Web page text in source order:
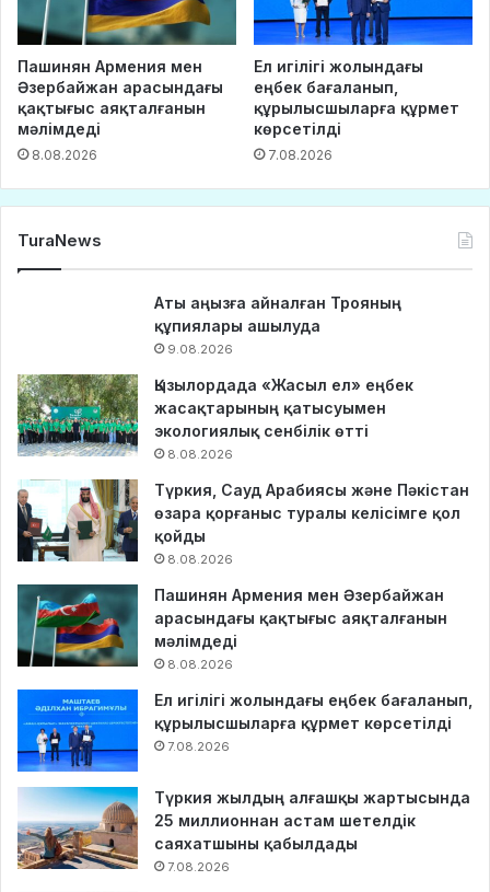
Пашинян Армения мен
Әзербайжан арасындағы
қақтығыс аяқталғанын
мәлімдеді
8.08.2026
Ел игілігі жолындағы
еңбек бағаланып,
құрылысшыларға құрмет
көрсетілді
7.08.2026
TuraNews
Аты аңызға айналған Трояның
құпиялары ашылуда
9.08.2026
Қызылордада «Жасыл ел» еңбек
жасақтарының қатысуымен
экологиялық сенбілік өтті
8.08.2026
Түркия, Сауд Арабиясы және Пәкістан
өзара қорғаныс туралы келісімге қол
қойды
8.08.2026
Пашинян Армения мен Әзербайжан
арасындағы қақтығыс аяқталғанын
мәлімдеді
8.08.2026
Ел игілігі жолындағы еңбек бағаланып,
құрылысшыларға құрмет көрсетілді
7.08.2026
Түркия жылдың алғашқы жартысында
25 миллионнан астам шетелдік
саяхатшыны қабылдады
7.08.2026